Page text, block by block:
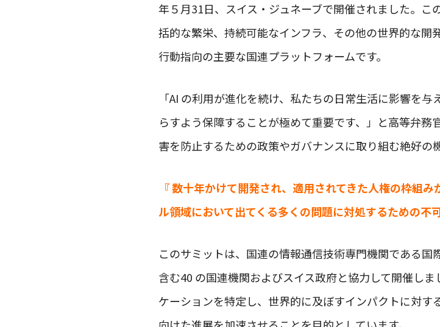
年５月31日、スイス・ジュネーブで開催されました。
括的な繁栄、持続可能なインフラ、その他の世界的な開
行動指向の主要な国連プラットフォームです。
「AI の利用が進化を続け、私たちの日常生活に影響を
らすよう保障することが極めて重要です、」と高等弁務
害を防止するための政策やガバナンスに取り組む絶好の
『 数十年かけて開発され、適用されてきた人権の枠組
ル領域において出てくる多くの問題に対処するための不
このサミットは、国連の情報通信技術専門機関である
含む40 の国連機関およびスイス政府と協力して開催し
ケーションを特定し、世界的に及ぼすインパクトに対